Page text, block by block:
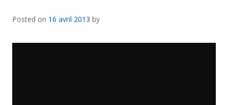
Posted on 16 avril 2013 by